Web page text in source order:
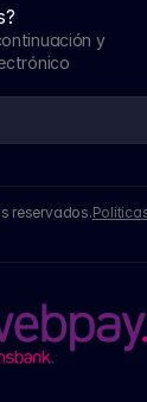
y
reservados.